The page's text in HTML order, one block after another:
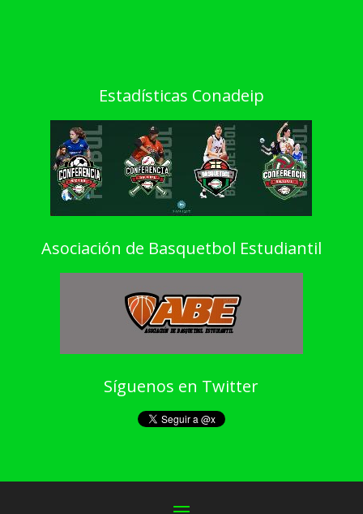
Estadísticas Conadeip
Asociación de Basquetbol Estudiantil
Síguenos en Twitter